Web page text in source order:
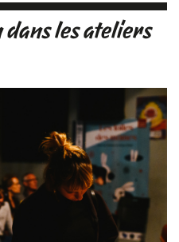
les ateliers